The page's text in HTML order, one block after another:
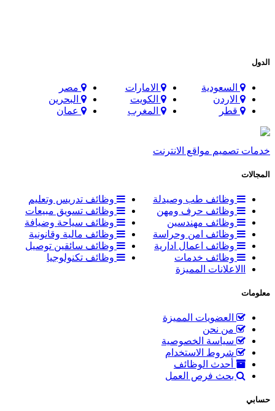
الدول
السعودية الامارات
مصر
الاردن
الكويت
البحرين
قطر
المغرب عمان
خدمات تصميم مواقع الانترنت
المجالات
وظائف طب وصيدلة
وظائف تدريس وتعليم
وظائف حرف ومهن
وظائف تسويق مبيعات
وظائف مهندسين
وظائف سياحة وضيافة
وظائف امن وحراسة
وظائف مالية وقانونية
وظائف اعمال ادارية
وظائف سائقين توصيل
وظائف خدمات
وظائف تكنولوجيا
االاعلانات المميزة
معلومات
العضويات المميزة
من نحن
سياسة الخصوصية
شروط الاستخدام
أحدث الوظائف
بحث فرص العمل
حسابي